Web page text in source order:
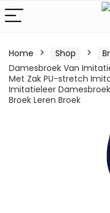
Home Shop
Damesbroek Van
Met Zak PU-stretch
Imitatieleer
Broek Leren Broek